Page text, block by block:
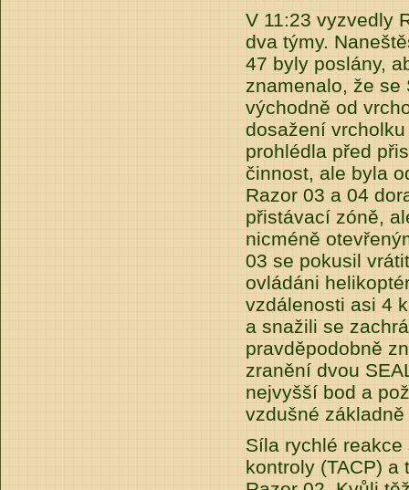
V 11:23 vyzvedly
dva týmy.
47 byly poslány,
znamenalo, že se
východně od
dosažení
prohlédla před
činnost, ale byla
Razor 03 a 04
přistávací zóně,
nicméně
03 se pokusil
ovládáni
vzdálenosti asi 4
a snažili se
pravděpodobně
zranění dvou
nejvyšší bod a
vzdušné
Síla rychlé
kontroly (TACP) a